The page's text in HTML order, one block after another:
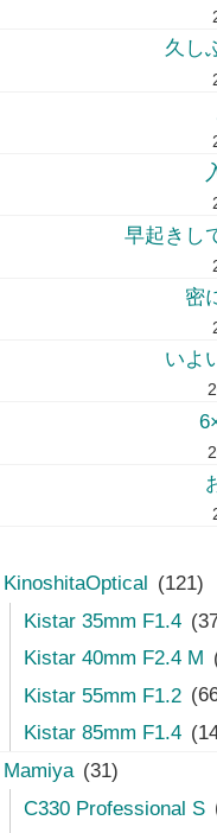
久し
早起きし
密
いよ
KinoshitaOptical
(121)
Kistar 35mm F1.4
Kistar 40mm F2.4 M
Kistar 55mm F1.2
Kistar 85mm F1.4
Mamiya (31)
C330 Professional S